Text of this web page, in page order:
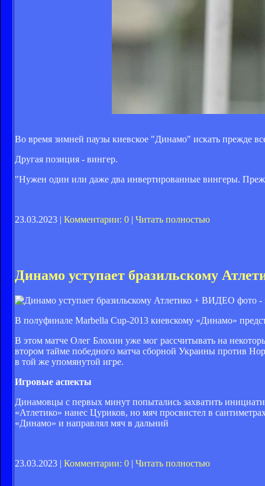
Во время зимней паузы киевское "Динамо" искать прежде
Другая позиция - вингер.
"Нужен один или даже два инвертированные вингеры.
23.03.2023 | Комментарии: 0 | Читать полностью
Динамо уступает бразильскому
фото -
В полуфинале Marbella Cup-2013 киевскому «Динамо»
В этом матче Олег Блохин уже мог рассчитывать на
втором тайме победного матча сборной Украины против
в той же упомянутой игре.
Игровые аспекты
Динамовцы с первых минут попытались захватить
«Атлетико» нанес Цуриков, но мяч просвистел в
«Динамо» и направлял мяч в дальний
23.03.2023 | Комментарии: 0 | Читать полностью